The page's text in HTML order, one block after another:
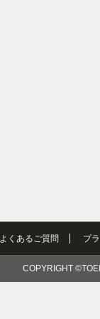
よくあるご質問 プ
COPYRIGHT